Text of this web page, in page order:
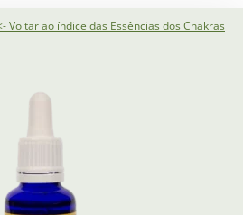
Voltar ao índice das Essências dos Chakras